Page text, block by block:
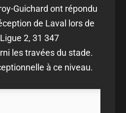
Guichard ont répondu
de Laval lors de
2, 31 347
les travées du stade.
à ce niveau.